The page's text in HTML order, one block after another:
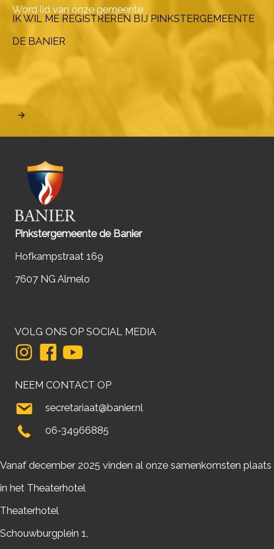
Word lid van onze gemeente
IK WIL ME REGISTREREN BIJ PINKSTERGEMEENTE
DE BANIER
Pinkstergemeente de Banier
Hofkampstraat 169
7607 NG Almelo
VOLG ONS OP SOCIAL MEDIA
NEEM CONTACT OP
secretariaat@banier.nl
06-34966885
Vanaf december 2025 vinden al onze samenkomsten plaats
in het Theaterhotel
Theaterhotel
Schouwburgplein 1,